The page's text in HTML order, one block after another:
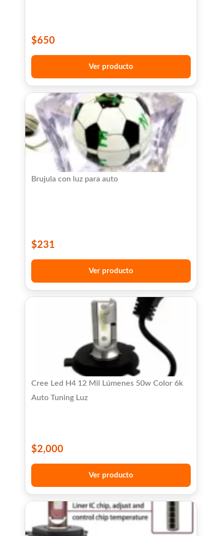
$650
Ver producto
Brujula con luz para auto
$231
Ver producto
Cree Led H4 12 Mil Lúmenes 50w Color 6k
Auto Tuning Luz
$2,000
Ver producto